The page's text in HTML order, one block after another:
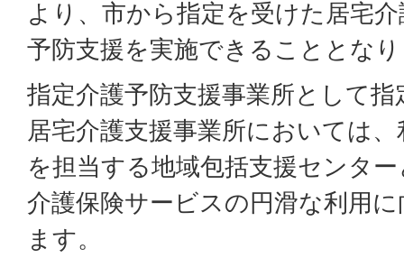
より、市から指定を受けた居宅
予防支援を実施できることとな
指定介護予防支援事業所として
居宅介護支援事業所においては
を担当する地域包括支援センタ
介護保険サービスの円滑な利用
ます。